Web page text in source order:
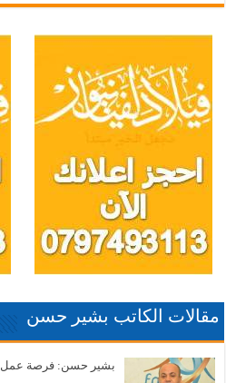
مقالات الكاتب بشير حسن
بشير حسن: فرصة عمل